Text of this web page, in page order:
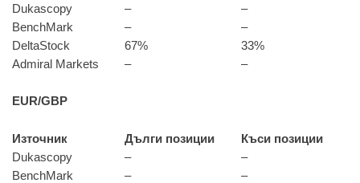
Dukascopy
–
–
BenchMark
–
–
DeltaStock
67%
33%
Admiral Markets
– –
EUR/GBP
Източник Дълги позиции
Къси позиции
Dukascopy
–
–
BenchMark
–
–